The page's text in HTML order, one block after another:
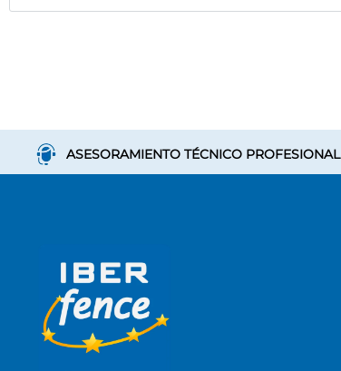
ASESORAMIENTO TÉCNICO PROFESIONAL